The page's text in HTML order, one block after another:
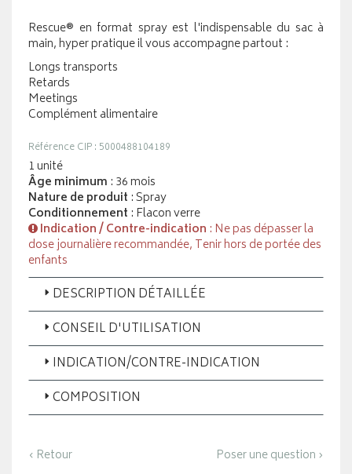
Rescue® en format spray est l'indispensable du sac à
main, hyper pratique il vous accompagne partout :
Longs transports
Retards
Meetings
Complément alimentaire
Référence CIP : 5000488104189
1 unité
Âge minimum : 36 mois
Nature de produit : Spray
Conditionnement : Flacon verre
Indication / Contre-indication : Ne pas dépasser la
dose journalière recommandée, Tenir hors de portée des
enfants
DESCRIPTION DÉTAILLÉE
CONSEIL D'UTILISATION
INDICATION/CONTRE-INDICATION
COMPOSITION
‹ Retour Poser une question ›